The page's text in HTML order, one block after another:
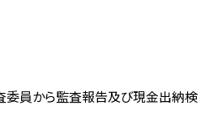
委員から監査報告及び現金出納検